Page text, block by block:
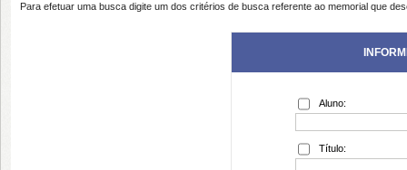
Para efetuar uma busca digite um dos critérios de busca referente ao memorial que
Aluno:
Título: